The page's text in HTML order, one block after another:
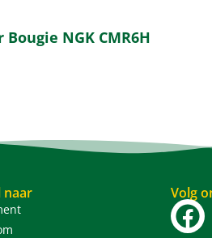
NGK CMR6H
naar Volg